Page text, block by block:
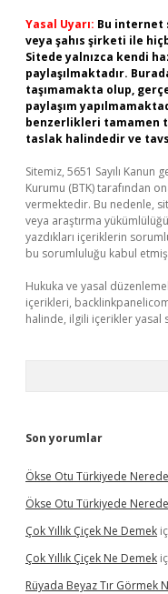
Yasal Uyarı: Bu internet
veya şahıs şirketi ile
Sitede yalnızca kendi
paylaşılmaktadır.
taşımamakta olup,
paylaşım
benzerlikleri tamamen
taslak halindedir ve
Sitemiz, 5651 Sayılı
Kurumu (BTK) tarafından
vermektedir. Bu nedenle,
veya araştırma
yazdıkları içeriklerin
bu sorumluluğu kabul etmiş
Hukuka ve yasal
içerikleri,
halinde, ilgili içerikler yasal
Son yorumlar
Ökse Otu Türkiyede
Ökse Otu Türkiyede
Çok Yıllık Çiçek Ne Demek
Çok Yıllık Çiçek Ne Demek
Rüyada Beyaz Tır Görmek